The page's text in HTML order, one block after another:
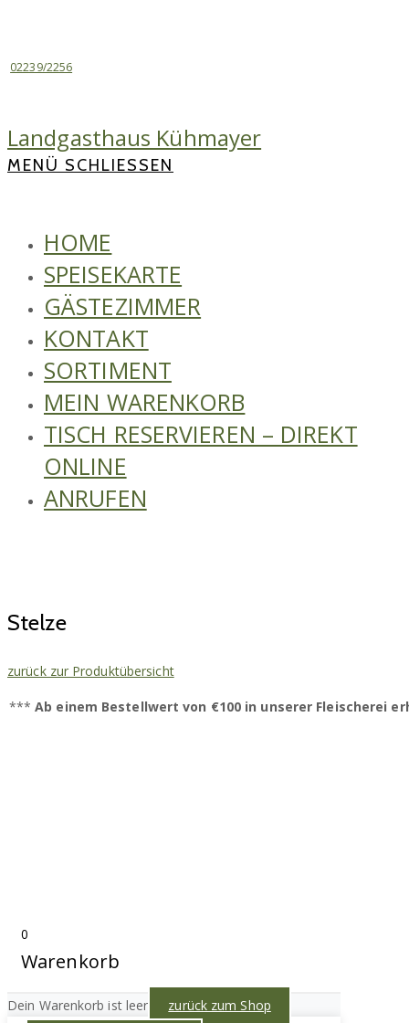
springen
02239/2256
Landgasthaus Kühmayer
MENÜ SCHLIESSEN
HOME
SPEISEKARTE
GÄSTEZIMMER
KONTAKT
SORTIMENT
MEIN WARENKORB
TISCH RESERVIEREN – DIREKT
ONLINE
ANRUFEN
Stelze
zurück zur Produktübersicht
***Ab einem Bestellwert von €100 in unserer Fleischerei
0
Warenkorb
Dein Warenkorb ist leer zurück zum Shop